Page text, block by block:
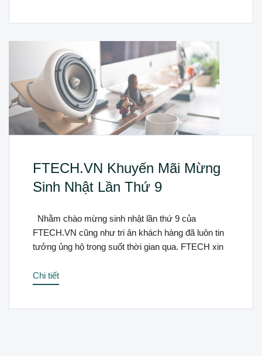
FTECH.VN Khuyến Mãi Mừng
Sinh Nhật Lần Thứ 9
Nhằm chào mừng sinh nhật lần thứ 9 của
FTECH.VN cũng như tri ân khách hàng đã luôn tin
tưởng ủng hộ trong suốt thời gian qua. FTECH xin
Chi tiết